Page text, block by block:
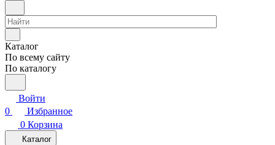
Каталог
По всему сайту
По каталогу
Войти
0
Избранное
0 Корзина
Каталог